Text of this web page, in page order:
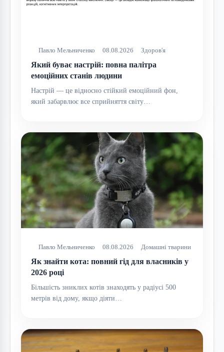
Павло Мельниченко 08.08.2026 Здоров'я
Який буває настрій: повна палітра
емоційних станів людини
Настрій — це відносно стійкий емоційний фон,
який забарвлює все сприйняття світу…
Павло Мельниченко 08.08.2026 Домашні тварини
Як знайти кота: повний гід для власників у
2026 році
Більшість зниклих котів знаходять у радіусі 500
метрів від дому, якщо діяти…